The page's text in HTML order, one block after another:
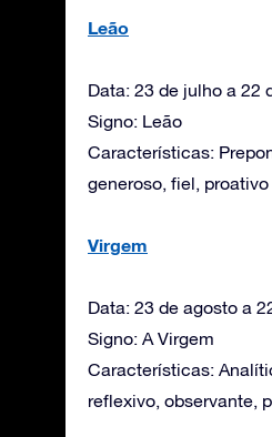
Leão
Data: 23 de julho a 22
Signo: Leão
Características:
generoso, fiel, proativo
Virgem
Data: 23 de agosto a
Signo: A Virgem
Características:
reflexivo, observante,